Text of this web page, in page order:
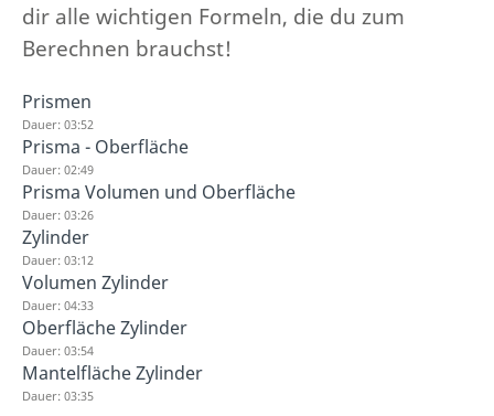
dir alle wichtigen Formeln, die du zum
Berechnen brauchst!
Prismen
Dauer: 03:52
Prisma - Oberfläche
Dauer: 02:49
Prisma Volumen und Oberfläche
Dauer: 03:26
Zylinder
Dauer: 03:12
Volumen Zylinder
Dauer: 04:33
Oberfläche Zylinder
Dauer: 03:54
Mantelfläche Zylinder
Dauer: 03:35